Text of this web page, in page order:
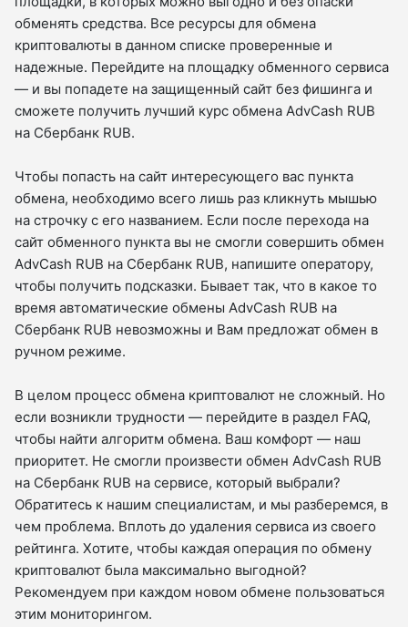
обменять средства. Все ресурсы для обмена
криптовалюты в данном списке проверенные и
надежные. Перейдите на площадку обменного сервиса
— и вы попадете на защищенный сайт без фишинга и
сможете получить лучший курс обмена AdvCash RUB
на Сбербанк RUB.
Чтобы попасть на сайт интересующего вас пункта
обмена, необходимо всего лишь раз кликнуть мышью
на строчку с его названием. Если после перехода на
сайт обменного пункта вы не смогли совершить обмен
AdvCash RUB на Сбербанк RUB, напишите оператору,
чтобы получить подсказки. Бывает так, что в какое то
время автоматические обмены AdvCash RUB на
Сбербанк RUB невозможны и Вам предложат обмен в
ручном режиме.
В целом процесс обмена криптовалют не сложный. Но
если возникли трудности — перейдите в раздел FAQ,
чтобы найти алгоритм обмена. Ваш комфорт — наш
приоритет. Не смогли произвести обмен AdvCash RUB
на Сбербанк RUB на сервисе, который выбрали?
Обратитесь к нашим специалистам, и мы разберемся, в
чем проблема. Вплоть до удаления сервиса из своего
рейтинга. Хотите, чтобы каждая операция по обмену
криптовалют была максимально выгодной?
Рекомендуем при каждом новом обмене пользоваться
этим мониторингом.